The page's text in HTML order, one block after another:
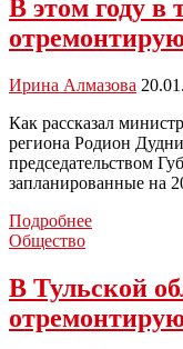
переход
дорожными
знаками
В этом году в
Ирина Алмазова
Как рассказал
региона Родион
председательством
запланированные на
ПодробнееВ
тульском
регионе
Общество
В Тульской